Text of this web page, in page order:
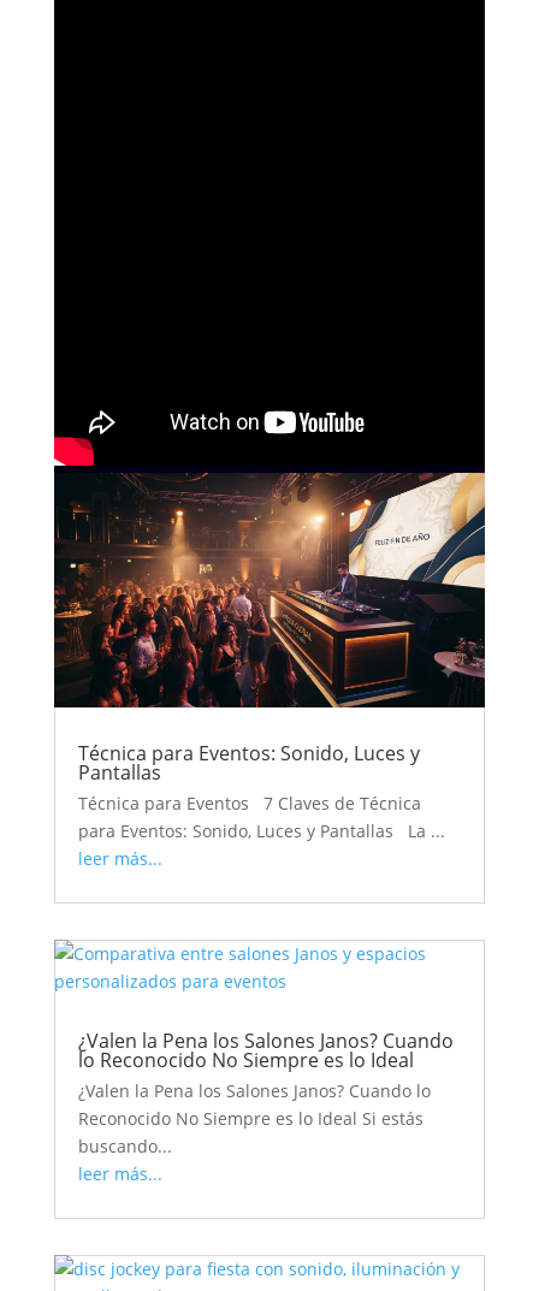
Técnica para Eventos: Sonido, Luces y
Pantallas
Técnica para Eventos 7 Claves de Técnica
para Eventos: Sonido, Luces y Pantallas La ...
leer más...
¿Valen la Pena los Salones Janos? Cuando
lo Reconocido No Siempre es lo Ideal
¿Valen la Pena los Salones Janos? Cuando lo
Reconocido No Siempre es lo Ideal Si estás
buscando...
leer más...